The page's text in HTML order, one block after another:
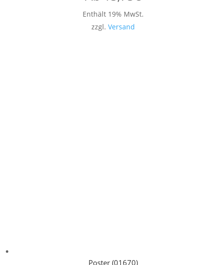
Enthält 19% MwSt.
zzgl. Versand
Poster (01670)